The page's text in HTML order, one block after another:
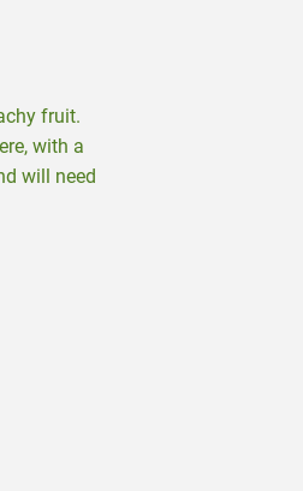
fruit.
with a
will need